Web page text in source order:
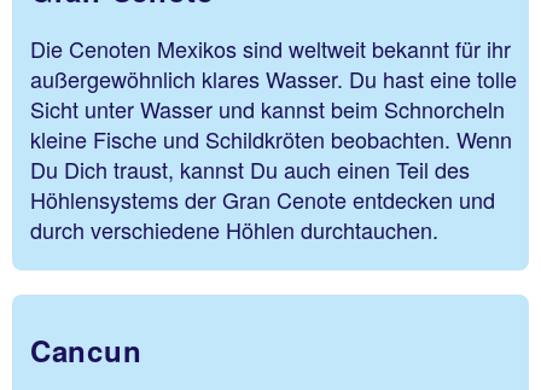
Die Cenoten Mexikos sind weltweit bekannt für ihr
außergewöhnlich klares Wasser. Du hast eine tolle
Sicht unter Wasser und kannst beim Schnorcheln
kleine Fische und Schildkröten beobachten. Wenn
Du Dich traust, kannst Du auch einen Teil des
Höhlensystems der Gran Cenote entdecken und
durch verschiedene Höhlen durchtauchen.
Cancun